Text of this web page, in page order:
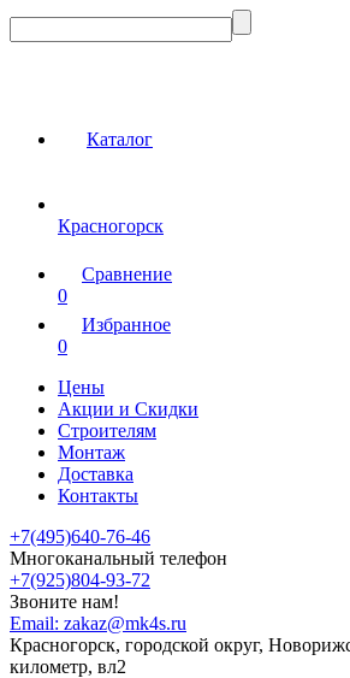
Каталог
Красногорск
Сравнение
0
Избранное
0
Цены
Акции и Скидки
Строителям
Монтаж
Доставка
Контакты
+7(495)640-76-46
Многоканальный телефон
+7(925)804-93-72
Звоните нам!
Email: zakaz@mk4s.ru
Красногорск, городской округ,
километр, вл2